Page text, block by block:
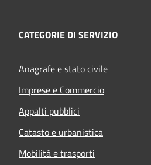
CATEGORIE DI SERVIZIO
Anagrafe e stato civile
Imprese e Commercio
Appalti pubblici
Catasto e urbanistica
Mobilità e trasporti